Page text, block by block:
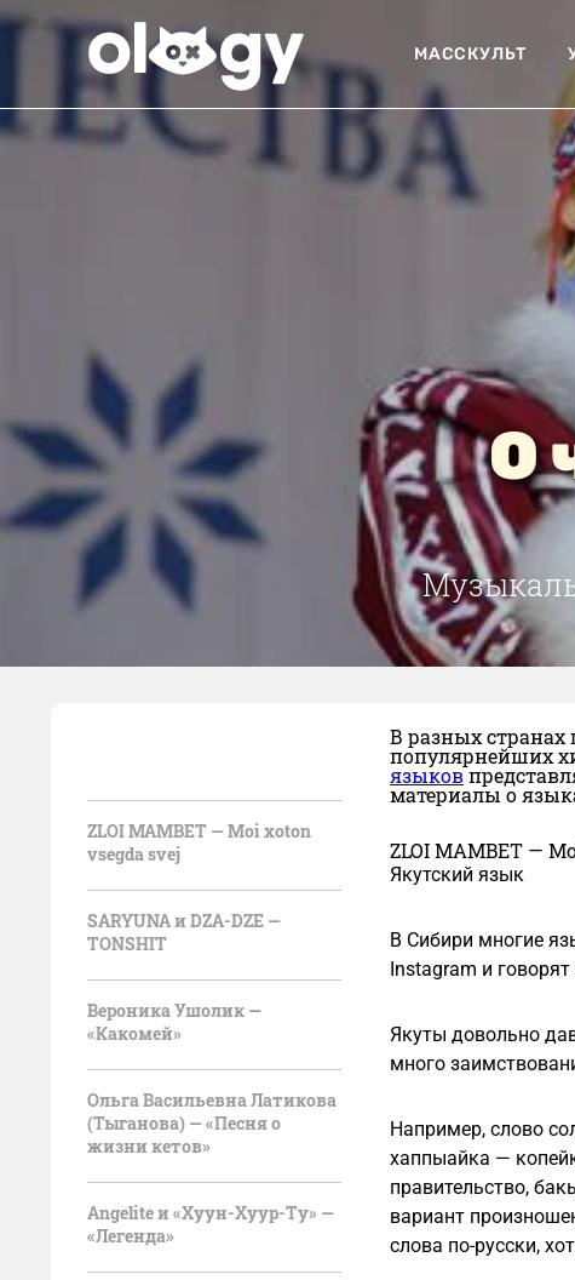
МАССКУЛЬТ
О
ZLOI MAMBET — Moi xoton
vsegda svej
SARYUNA и DZA-DZE —
TONSHIT
Вероника Ушолик —
«Какомей»
Ольга Васильевна Латикова
(Тыганова) — «Песня о
жизни кетов»
Angelite и «Хуун-Хуур-Ту» —
«Легенда»
В разных странах
популярнейших
языков
материалы о
ZLOI MAMBET —
Якутский язык
В Сибири многие
Instagram и
Якуты довольно
много
Например, слово
хаппыайка —
правительство,
вариант
слова по-русски,